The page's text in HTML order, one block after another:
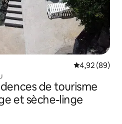
Évaluation
4,92 (89)
de tourisme
et sèche-linge